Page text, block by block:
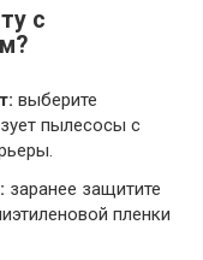
с
выберите
пылесосы с
заранее защитите
пленки